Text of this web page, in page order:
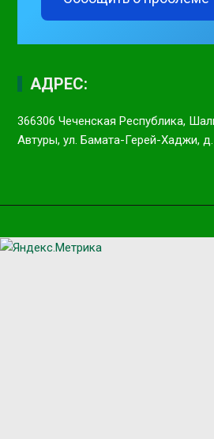
АДРЕС:
366306 Чеченская Республика,
Автуры, ул. Бамата-Герей-Хаджи,